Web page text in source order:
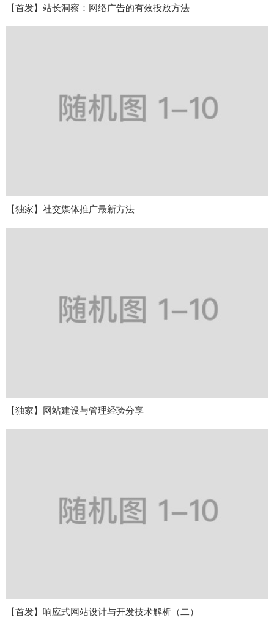
【首发】站长洞察：网络广告的有效投放方法
【独家】社交媒体推广最新方法
【独家】网站建设与管理经验分享
【首发】响应式网站设计与开发技术解析（二）